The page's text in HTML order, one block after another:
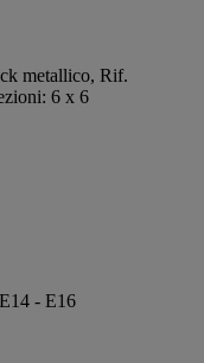
metallico, Rif.
6 x 6
- E16